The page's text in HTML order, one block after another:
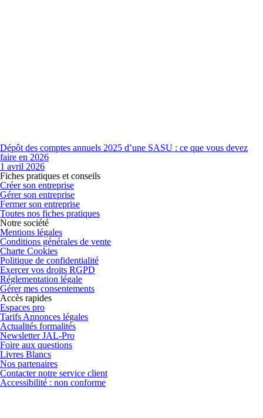
Dépôt des comptes annuels 2025 d’une SASU : ce que vous devez
faire en 2026
1 avril 2026
Fiches pratiques et conseils
Créer son entreprise
Gérer son entreprise
Fermer son entreprise
Toutes nos fiches pratiques
Notre société
Mentions légales
Conditions générales de vente
Charte Cookies
Politique de confidentialité
Exercer vos droits RGPD
Réglementation légale
Gérer mes consentements
Accès rapides
Espaces pro
Tarifs Annonces légales
Actualités formalités
Newsletter JAL-Pro
Foire aux questions
Livres Blancs
Nos partenaires
Contacter notre service client
Accessibilité : non conforme